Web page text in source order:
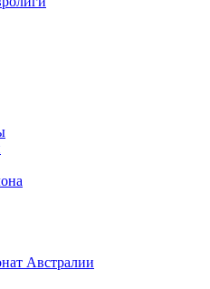
Австралии